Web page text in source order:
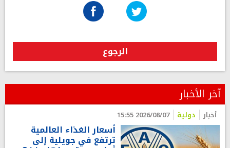
الرجوع
آخر الأخبار
أخبار دولية 2026/08/07 15:55
أسعار الغذاء العالمية
ترتفع في جويلية إلى